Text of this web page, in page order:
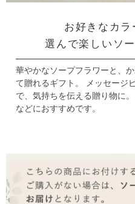
お好きなカ
選んで楽しいソ
華やかなソープフラワーと、
て贈れるギフト。
メッセージ
で、気持ちを伝える贈り物に。
などにおすすめです。